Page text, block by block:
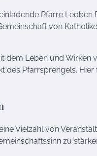
Pfarre Leoben
von
Leben und Wirken
Pfarrsprengels.
Vielzahl von
zu